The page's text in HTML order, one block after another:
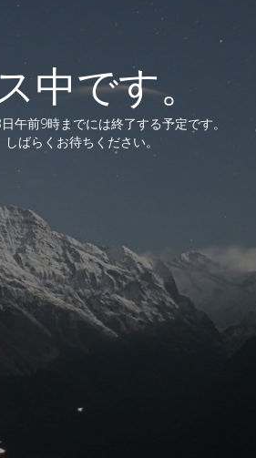
中です。
午前9時までには終了する予定です。
ばらくお待ちください。